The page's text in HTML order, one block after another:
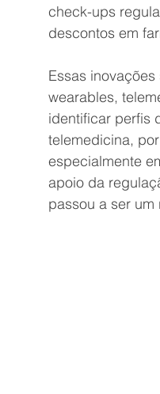
check-ups
descontos em
Essas
wearables,
identificar perfis
telemedicina,
especialmente
apoio da
passou a ser